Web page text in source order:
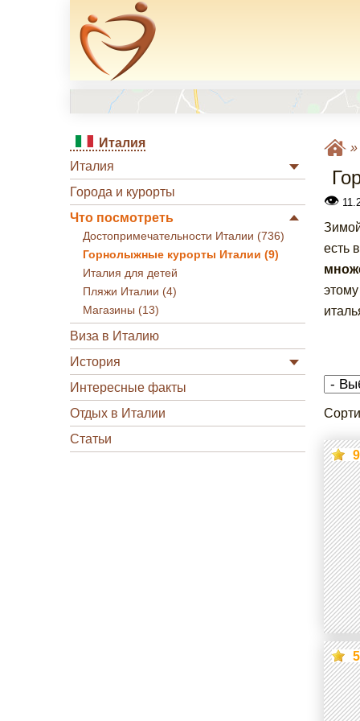
Италия
Италия
Города и курорты
Что посмотреть
Достопримечательности Италии (736)
Горнолыжные курорты Италии (9)
Италия для детей
Пляжи Италии (4)
Магазины (13)
Виза в Италию
История
Интересные факты
Отдых в Италии
Статьи
»
👁
есть
9
5